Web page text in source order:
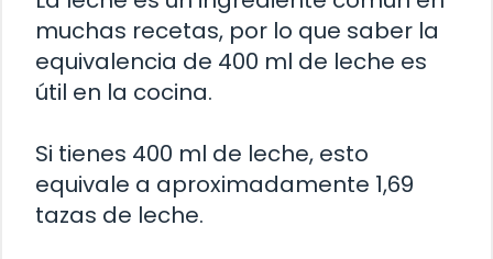
muchas recetas, por lo que saber la
equivalencia de 400 ml de leche es
útil en la cocina.
Si tienes 400 ml de leche, esto
equivale a aproximadamente 1,69
tazas de leche.